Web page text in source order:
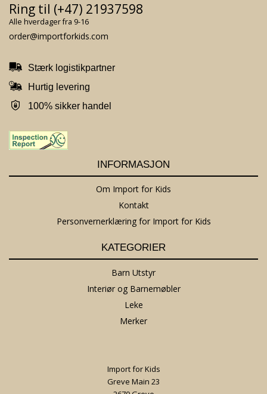
Ring til (+47) 21937598
Alle hverdager fra 9-16
order@importforkids.com
Stærk logistikpartner
Hurtig levering
100% sikker handel
INFORMASJON
Om Import for Kids
Kontakt
Personvernerklæring for Import for Kids
KATEGORIER
Barn Utstyr
Interiør og Barnemøbler
Leke
Merker
Import for Kids
Greve Main 23